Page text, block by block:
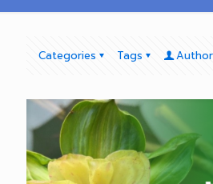
Categories Tags